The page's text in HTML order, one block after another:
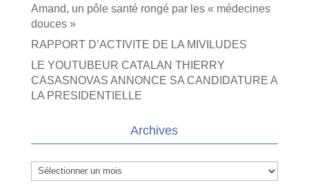
Amand, un pôle santé rongé par les « médecines
douces »
RAPPORT D’ACTIVITE DE LA MIVILUDES
LE YOUTUBEUR CATALAN THIERRY
CASASNOVAS ANNONCE SA CANDIDATURE A
LA PRESIDENTIELLE
Archives
Archives